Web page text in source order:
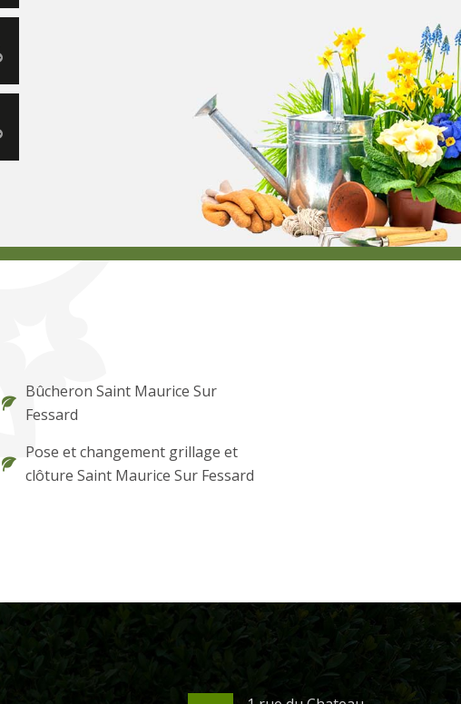
Bûcheron Saint Maurice Sur
Fessard
Pose et changement grillage et
clôture Saint Maurice Sur Fessard